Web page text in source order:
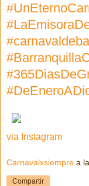
via Instagram
Carnavalxsiempre a
Compartir